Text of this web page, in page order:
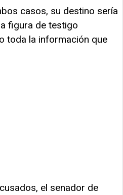
casos, su destino sería
figura de testigo
toda la información que
el senador de